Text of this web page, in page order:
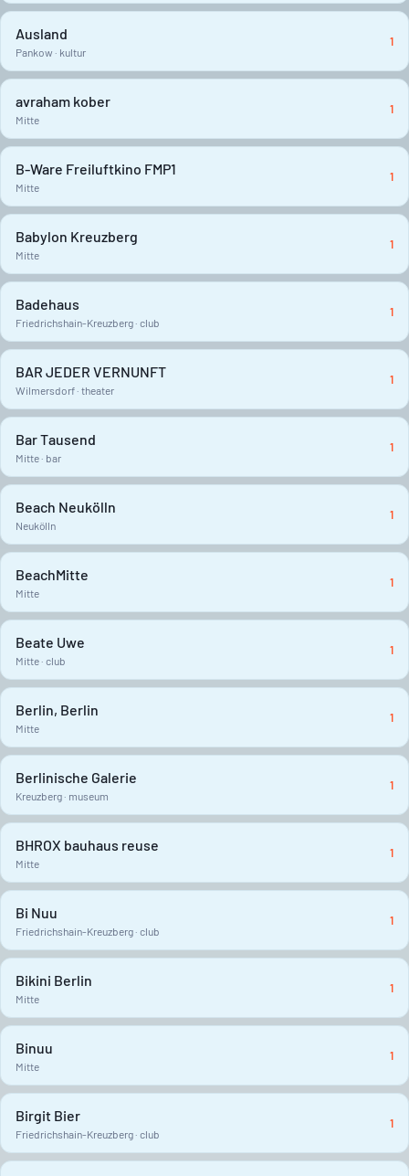
Ausland
Pankow · kultur
1
avraham kober
Mitte
1
B-Ware Freiluftkino FMP1
Mitte
1
Babylon Kreuzberg
Mitte
1
Badehaus
Friedrichshain-Kreuzberg · club
1
BAR JEDER VERNUNFT
Wilmersdorf · theater
1
Bar Tausend
Mitte · bar
1
Beach Neukölln
Neukölln
1
BeachMitte
Mitte
1
Beate Uwe
Mitte · club
1
Berlin, Berlin
Mitte
1
Berlinische Galerie
Kreuzberg · museum
1
BHROX bauhaus reuse
Mitte
1
Bi Nuu
Friedrichshain-Kreuzberg · club
1
Bikini Berlin
Mitte
1
Binuu
Mitte
1
Birgit Bier
Friedrichshain-Kreuzberg · club
1